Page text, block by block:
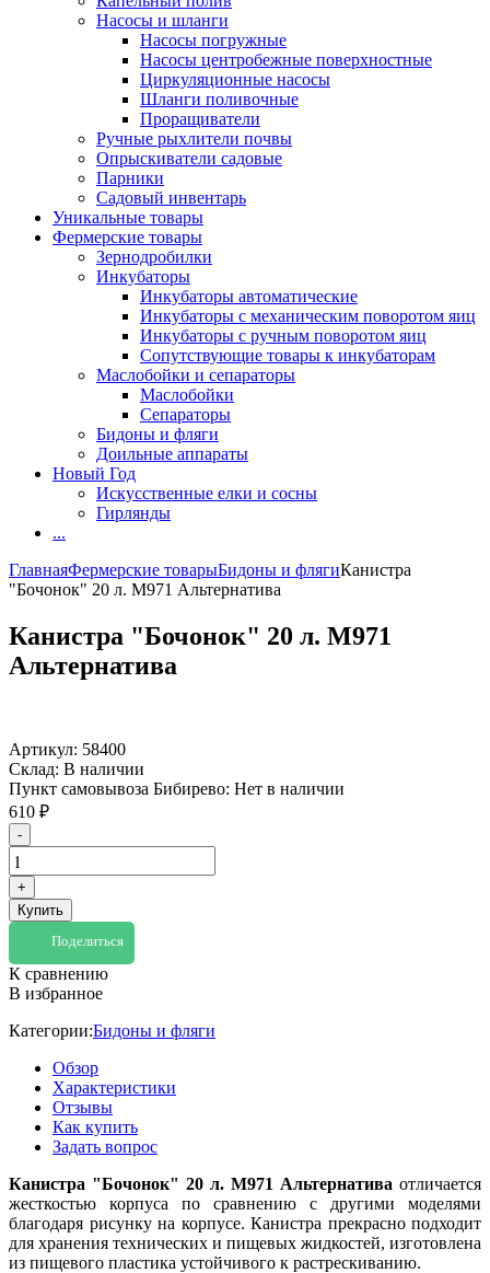
Насосы и шланги
Насосы погружные
Насосы центробежные поверхностные
Циркуляционные насосы
Шланги поливочные
Проращиватели
Ручные рыхлители почвы
Опрыскиватели садовые
Парники
Садовый инвентарь
Уникальные товары
Фермерские товары
Зернодробилки
Инкубаторы
Инкубаторы автоматические
Инкубаторы с механическим поворотом яиц
Инкубаторы с ручным поворотом яиц
Сопутствующие товары к инкубаторам
Маслобойки и сепараторы
Маслобойки
Сепараторы
Бидоны и фляги
Доильные аппараты
Новый Год
Искусственные елки и сосны
Гирлянды
...
ГлавнаяФермерские товарыБидоны и флягиКанистра
"Бочонок" 20 л. М971 Альтернатива
Канистра "Бочонок" 20 л. М971
Альтернатива
Артикул: 58400
Склад: В наличии
Пункт самовывоза Бибирево: Нет в наличии
610 ₽
-
+
Купить
Поделиться
К сравнению
В избранное
Категории:Бидоны и фляги
Обзор
Характеристики
Отзывы
Как купить
Задать вопрос
Канистра "Бочонок" 20 л. М971 Альтернатива отличается
жесткостью корпуса по сравнению с другими моделями
благодаря рисунку на корпусе. Канистра прекрасно подходит
для хранения технических и пищевых жидкостей, изготовлена
из пищевого пластика устойчивого к растрескиванию.